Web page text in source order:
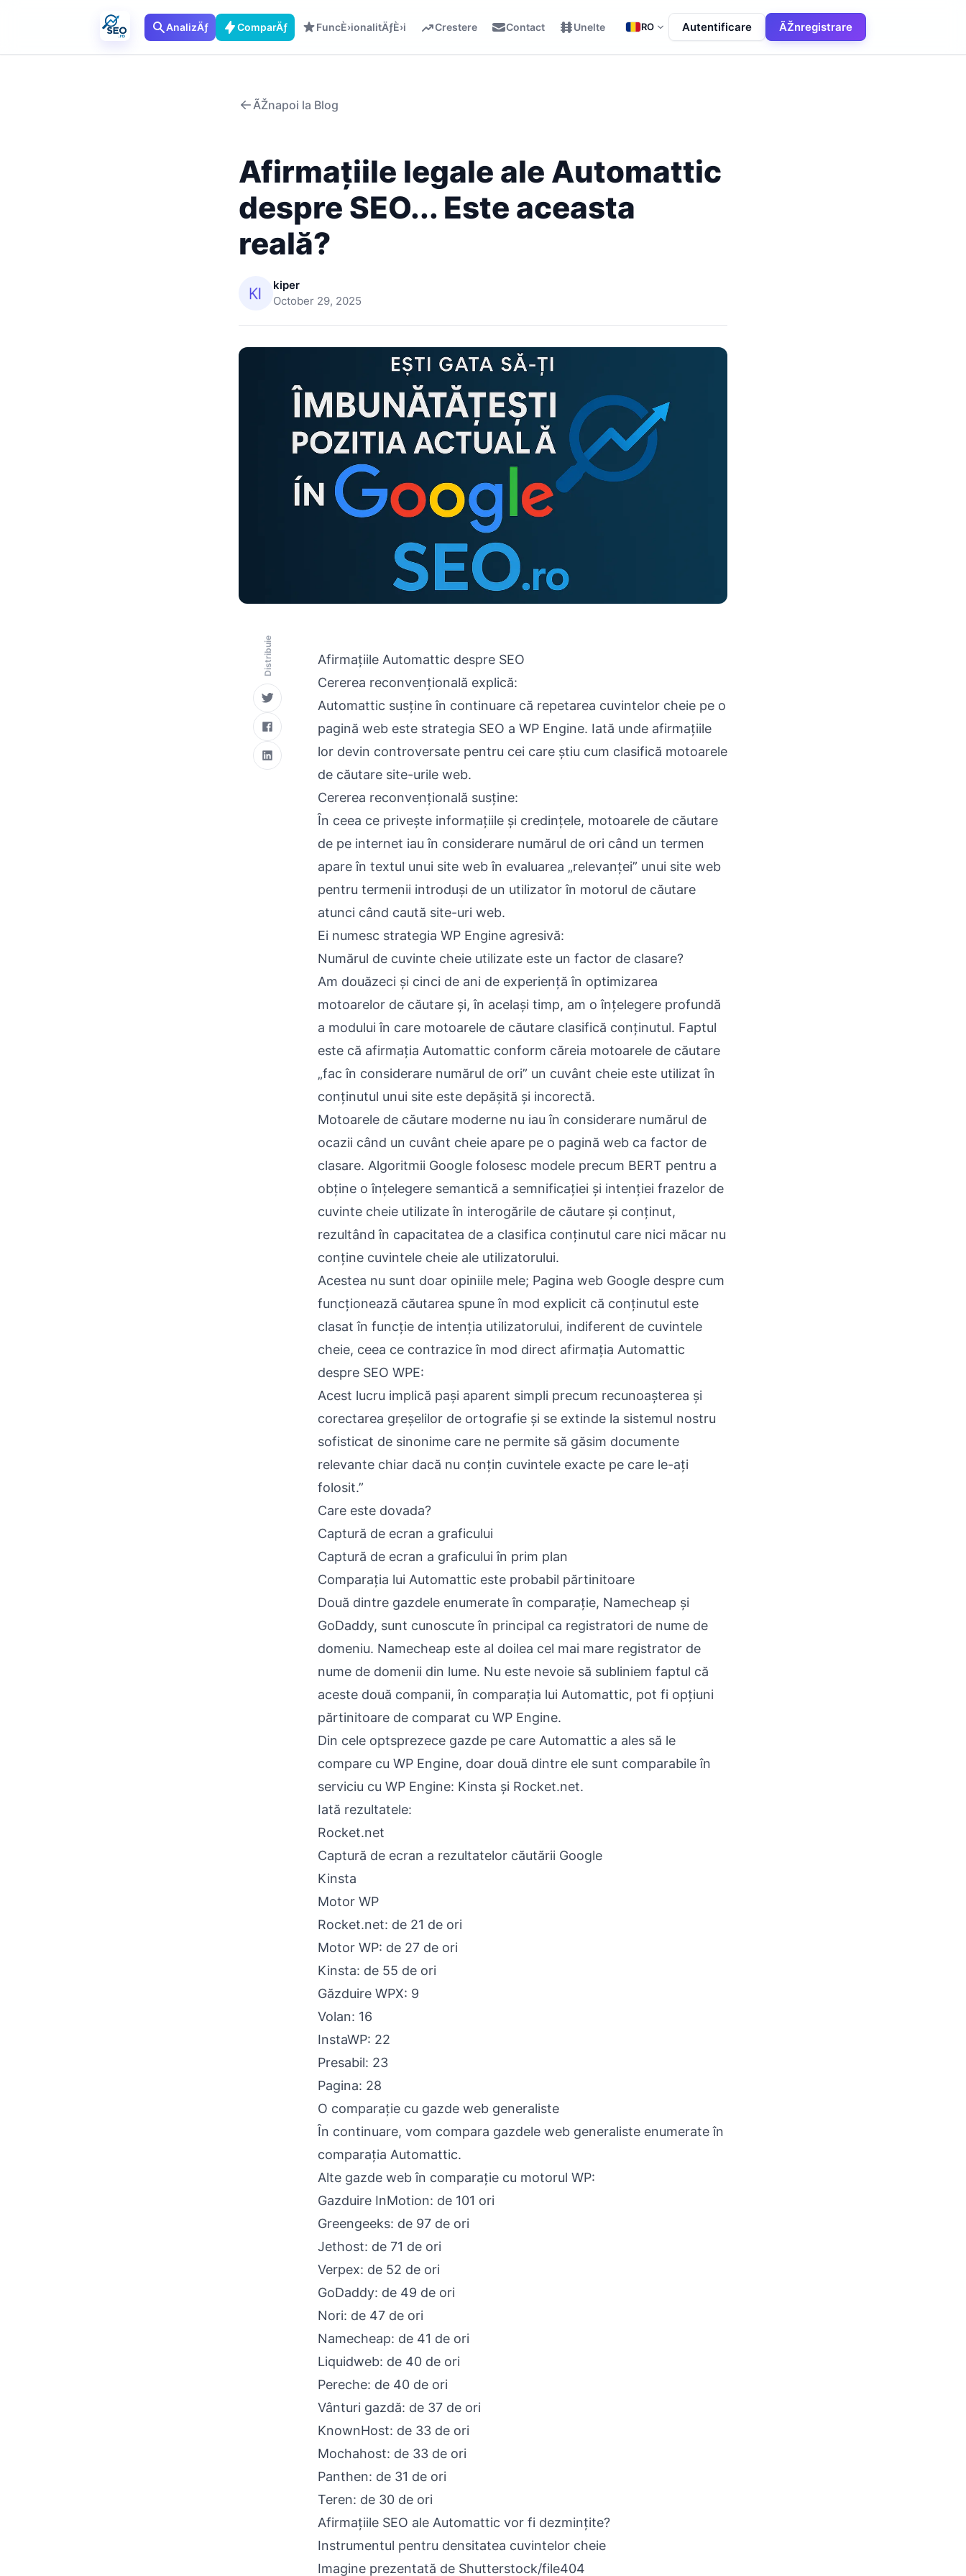
AnalizÄƒ ComparÄƒ FuncÈ›ionalitÄƒÈ›i Crestere Contact Unelte RO Autentificare ÃŽnregistrare
ÃŽnapoi la Blog
Afirmațiile legale ale Automattic
despre SEO... Este aceasta
reală?
kiper
October 29, 2025
Distribuie
Afirmațiile Automattic despre SEO
Cererea reconvențională explică:
Automattic susține în continuare că repetarea cuvintelor cheie pe o
pagină web este strategia SEO a WP Engine. Iată unde afirmațiile
lor devin controversate pentru cei care știu cum clasifică motoarele
de căutare site-urile web.
Cererea reconvențională susține:
În ceea ce privește informațiile și credințele, motoarele de căutare
de pe internet iau în considerare numărul de ori când un termen
apare în textul unui site web în evaluarea „relevanței” unui site web
pentru termenii introduși de un utilizator în motorul de căutare
atunci când caută site-uri web.
Ei numesc strategia WP Engine agresivă:
Numărul de cuvinte cheie utilizate este un factor de clasare?
Am douăzeci și cinci de ani de experiență în optimizarea
motoarelor de căutare și, în același timp, am o înțelegere profundă
a modului în care motoarele de căutare clasifică conținutul. Faptul
este că afirmația Automattic conform căreia motoarele de căutare
„fac în considerare numărul de ori” un cuvânt cheie este utilizat în
conținutul unui site este depășită și incorectă.
Motoarele de căutare moderne nu iau în considerare numărul de
ocazii când un cuvânt cheie apare pe o pagină web ca factor de
clasare. Algoritmii Google folosesc modele precum BERT pentru a
obține o înțelegere semantică a semnificației și intenției frazelor de
cuvinte cheie utilizate în interogările de căutare și conținut,
rezultând în capacitatea de a clasifica conținutul care nici măcar nu
conține cuvintele cheie ale utilizatorului.
Acestea nu sunt doar opiniile mele; Pagina web Google despre cum
funcționează căutarea spune în mod explicit că conținutul este
clasat în funcție de intenția utilizatorului, indiferent de cuvintele
cheie, ceea ce contrazice în mod direct afirmația Automattic
despre SEO WPE:
Acest lucru implică pași aparent simpli precum recunoașterea și
corectarea greșelilor de ortografie și se extinde la sistemul nostru
sofisticat de sinonime care ne permite să găsim documente
relevante chiar dacă nu conțin cuvintele exacte pe care le-ați
folosit.”
Care este dovada?
Captură de ecran a graficului
Captură de ecran a graficului în prim plan
Comparația lui Automattic este probabil părtinitoare
Două dintre gazdele enumerate în comparație, Namecheap și
GoDaddy, sunt cunoscute în principal ca registratori de nume de
domeniu. Namecheap este al doilea cel mai mare registrator de
nume de domenii din lume. Nu este nevoie să subliniem faptul că
aceste două companii, în comparația lui Automattic, pot fi opțiuni
părtinitoare de comparat cu WP Engine.
Din cele optsprezece gazde pe care Automattic a ales să le
compare cu WP Engine, doar două dintre ele sunt comparabile în
serviciu cu WP Engine: Kinsta și Rocket.net.
Iată rezultatele:
Rocket.net
Captură de ecran a rezultatelor căutării Google
Kinsta
Motor WP
Rocket.net: de 21 de ori
Motor WP: de 27 de ori
Kinsta: de 55 de ori
Găzduire WPX: 9
Volan: 16
InstaWP: 22
Presabil: 23
Pagina: 28
O comparație cu gazde web generaliste
În continuare, vom compara gazdele web generaliste enumerate în
comparația Automattic.
Alte gazde web în comparație cu motorul WP:
Gazduire InMotion: de 101 ori
Greengeeks: de 97 de ori
Jethost: de 71 de ori
Verpex: de 52 de ori
GoDaddy: de 49 de ori
Nori: de 47 de ori
Namecheap: de 41 de ori
Liquidweb: de 40 de ori
Pereche: de 40 de ori
Vânturi gazdă: de 37 de ori
KnownHost: de 33 de ori
Mochahost: de 33 de ori
Panthen: de 31 de ori
Teren: de 30 de ori
Afirmațiile SEO ale Automattic vor fi dezmințite?
Instrumentul pentru densitatea cuvintelor cheie
Imagine prezentată de Shutterstock/file404